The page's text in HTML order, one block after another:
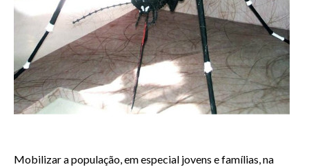
Mobilizar a população, em especial jovens e famílias, na